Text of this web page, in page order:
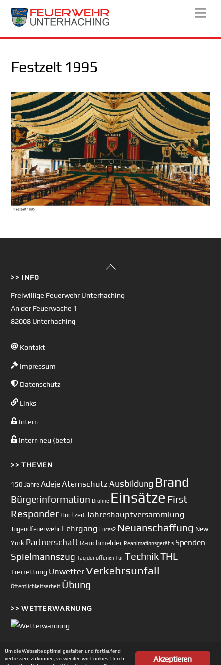
Skip
Festzelt 1995
Back
>> INFO
Freiwillige Feuerwehr Unterhaching
An der Feuerwache 1
82008 Unterhaching
Kontakt
Impressum
Datenschutz
Links
Intern
Intern neu (beta)
>> THEMEN
150 Jahre AdejeAtemschutz Ausbildung Brand
Bürgerinformation Drohne Einsätze First
Responder Hochzeit Jahreshauptversammlung
Jugendfeuerwehr Lehrgang Lucas2 Neuanschaffung New
York Partnerschaft Rauchmelder Reanimationsgerät s Spenden
Spielmannszug Tag der offenen Tür TechnikTHL
Tierrettung UnwetterVerkehrsunfall
Öffentlichkeitsarbeit Übung
>> WETTERWARNUNG
Copyright © 2002-2026 Feuerwehr Unterhaching
Akzeptieren
Um die Webseite optimal gestalten und fortlaufend
verbessern zu können, verwenden wir Cookies. Durch